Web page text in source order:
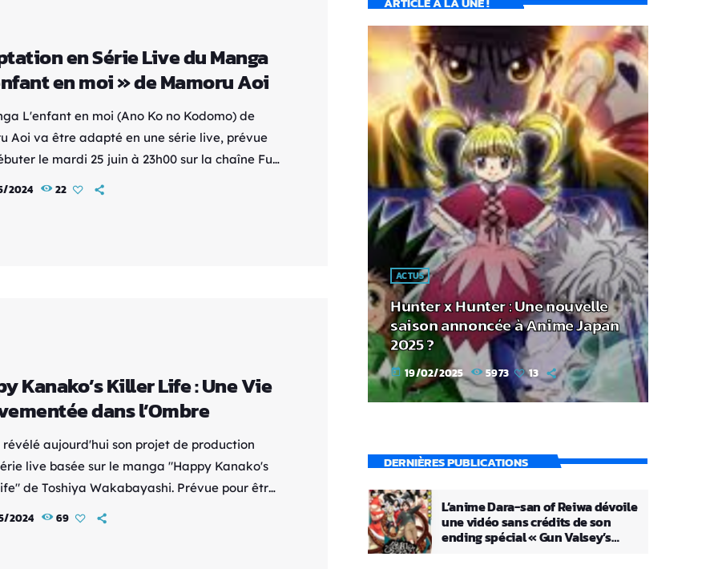
en Série Live du Manga
en moi » de Mamoru Aoi
L'enfant en moi (Ano Ko no Kodomo) de
Aoi va être adapté en une série live, prévue
le mardi 25 juin à 23h00 sur la chaîne Fuji
la plage horaire « Ka-Dra★Eleven ». Casting
2024 22
Kanako’s Killer Life : Une Vie
dans l’Ombre
révélé aujourd'hui son projet de production
live basée sur le manga "Happy Kanako's
de Toshiya Wakabayashi. Prévue pour être
cet hiver sur la chaîne DMM TV, cette
2024 69
ACTUS
Hunter x Hunter : Une nouvelle
saison annoncée à Anime Japan
2025 ?
today 19/02/2025 5973 13
DERNIÈRES PUBLICATIONS
L’anime Dara-san of Reiwa dévoile
une vidéo sans crédits de son
ending spécial « Gun Valsey’s